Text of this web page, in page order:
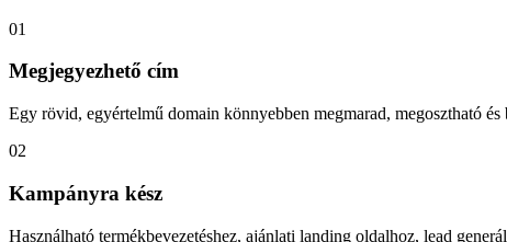
01
Megjegyezhető cím
Egy rövid, egyértelmű domain könnyebben megmarad, megosztható és
02
Kampányra kész
Használható termékbevezetéshez, ajánlati landing oldalhoz, lead